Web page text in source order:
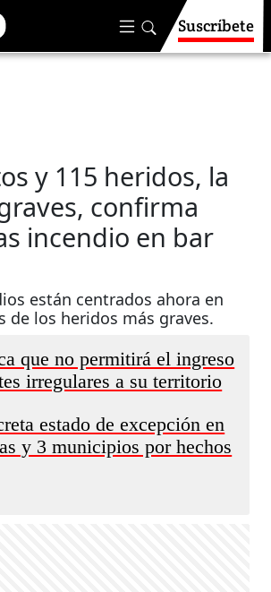
Suscríbete
y 115 heridos, la
confirma
incendio en bar
están centrados ahora en
de los heridos más graves.
que no permitirá el ingreso
irregulares a su territorio
estado de excepción en
y 3 municipios por hechos